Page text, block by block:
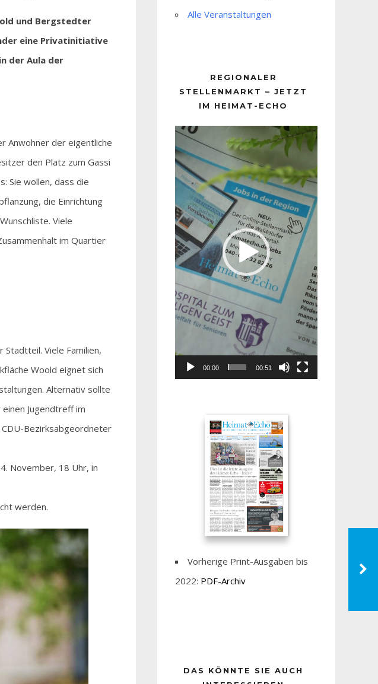
und Bergstedter
eine Privatinitiative
der Aula der
Anwohner der eigentliche
den Platz zum Gassi
Sie wollen, dass die
die Einrichtung
Viele
im Quartier
Stadtteil. Viele Familien,
Woold eignet sich
Alternativ sollte
Jugendtreff im
Bezirksabgeordneter
November, 18 Uhr, in
werden.
Alle Veranstaltungen
REGIONALER
STELLENMARKT – JETZT
IM HEIMAT-ECHO
Player
00:00 00:51
Vorherige Print-Ausgaben bis
2022: PDF-Archiv
DAS KÖNNTE SIE AUCH